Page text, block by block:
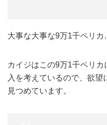
大事な大事な9万1千ペリカ
カイジはこの9万1千ペリ
入を考えているので、欲
見つめています。